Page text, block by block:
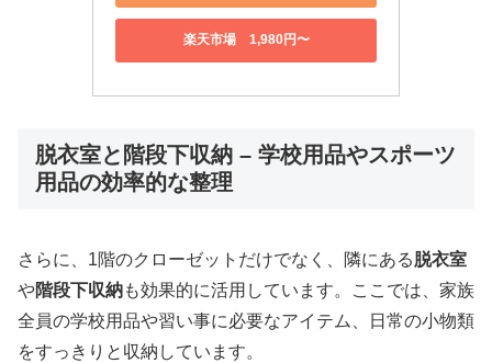
楽天市場 1,980円〜
脱衣室と階段下収納 – 学校用品やスポーツ
用品の効率的な整理
さらに、1階のクローゼットだけでなく、隣にある脱衣室
や階段下収納も効果的に活用しています。ここでは、家族
全員の学校用品や習い事に必要なアイテム、日常の小物類
をすっきりと収納しています。